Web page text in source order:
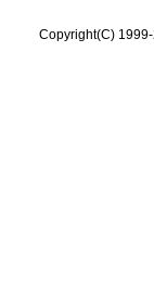
Copyright(C)